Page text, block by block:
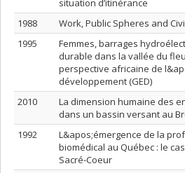
situation d’itinérance
1988
Work, Public Spheres and
1995
Femmes, barrages
durable dans la vallée du
perspective africaine de
développement (GED)
2010
La dimension humaine des
dans un bassin versant au
1992
L&apos;émergence de la
biomédical au Québec : le
Sacré-Coeur